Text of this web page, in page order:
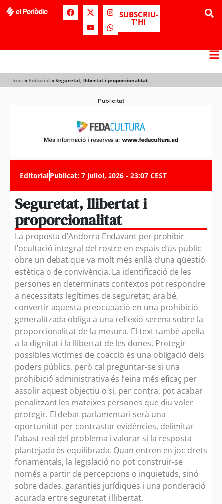
SUBSCRIU-
T'HI
Inici » Editorial » Seguretat, llibertat i proporcionalitat
Publicitat
EditorialPublicat: 7 juliol, 2026 - 23:07 CEST
Seguretat, llibertat i
proporcionalitat
La proposta d’Andorra Endavant per prohibir
l’ocultació integral del rostre en espais d’ús públic
obre un debat que va molt més enllà d’una qüestió
estètica o de convivència. La identificació de les
persones en determinats contextos pot respondre
a necessitats legítimes de seguretat; ara bé,
convertir aquesta preocupació en una prohibició
generalitzada obliga a una reflexió serena sobre la
proporcionalitat de la mesura. El text també apel·la
a la dignitat i la llibertat de les dones. Protegir
possibles víctimes de coacció és una obligació dels
poders públics, però cal preguntar-se si una
prohibició administrativa és l’eina més eficaç per
assolir aquest objectiu o si, per contra, pot acabar
penalitzant les mateixes persones que diu voler
protegir. El debat parlamentari serà una
oportunitat per contrastar evidències, delimitar
l’abast real del problema i valorar si la resposta
plantejada és equilibrada. Quan entren en joc drets
fonamentals, la legislació no pot construir-se
només a partir de percepcions o inquietuds, sinó
sobre dades, garanties jurídiques i una ponderació
acurada entre seguretat i llibertat.